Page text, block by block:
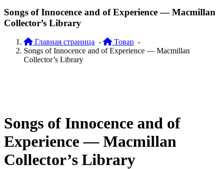
Songs of Innocence and of Experience — Macmillan
Collector’s Library
Главная страница - Товар -
Songs of Innocence and of Experience — Macmillan
Collector’s Library
Songs of Innocence and of
Experience — Macmillan
Collector’s Library